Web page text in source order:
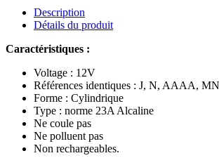
Description
Détails du produit
Caractéristiques :
Voltage : 12V
Références identiques : J, N, AAAA,
Forme : Cylindrique
Type : norme 23A Alcaline
Ne coule pas
Ne polluent pas
Non rechargeables.